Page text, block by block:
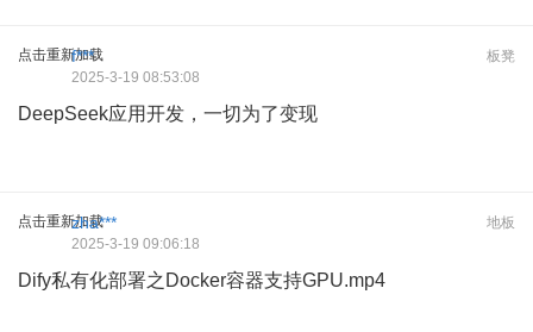
点击重新加载 板凳
f***
2025-3-19 08:53:08
DeepSeek应用开发，一切为了变现
点击重新加载 地板
zha***
2025-3-19 09:06:18
Dify私有化部署之Docker容器支持GPU.mp4